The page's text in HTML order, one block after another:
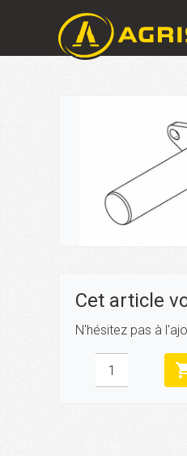
Cet article
N'hésitez pas à